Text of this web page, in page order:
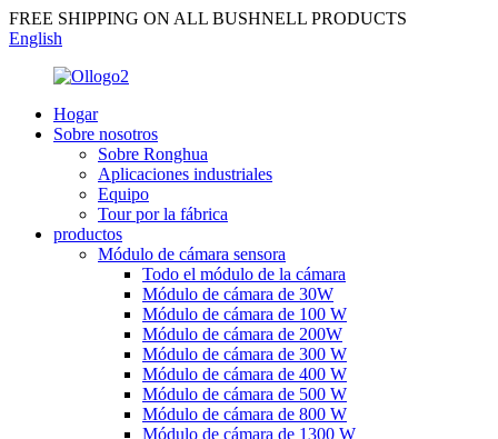
FREE SHIPPING ON ALL BUSHNELL PRODUCTS
English
Hogar
Sobre nosotros
Sobre Ronghua
Aplicaciones industriales
Equipo
Tour por la fábrica
productos
Módulo de cámara sensora
Todo el módulo de la cámara
Módulo de cámara de 30W
Módulo de cámara de 100 W
Módulo de cámara de 200W
Módulo de cámara de 300 W
Módulo de cámara de 400 W
Módulo de cámara de 500 W
Módulo de cámara de 800 W
Módulo de cámara de 1300 W